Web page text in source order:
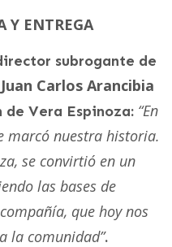
Y ENTREGA
subrogante de
Juan Carlos Arancibia
Vera Espinoza: “En
marcó nuestra historia.
se convirtió en un
las bases de
que hoy nos
la comunidad”.